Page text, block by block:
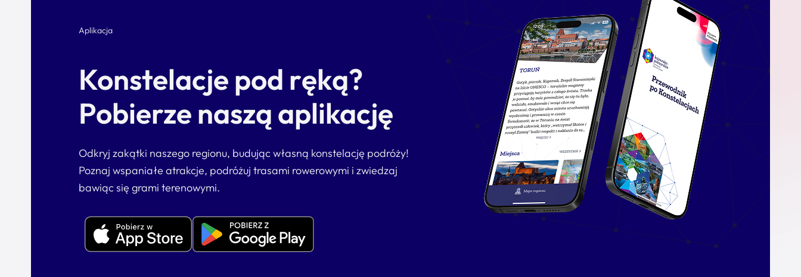
Aplikacja
Konstelacje pod ręką?
Pobierze naszą aplikację
Odkryj zakątki naszego regionu, budując własną konstelację podróży!
Poznaj wspaniałe atrakcje, podróżuj trasami rowerowymi i zwiedzaj
bawiąc się grami terenowymi.